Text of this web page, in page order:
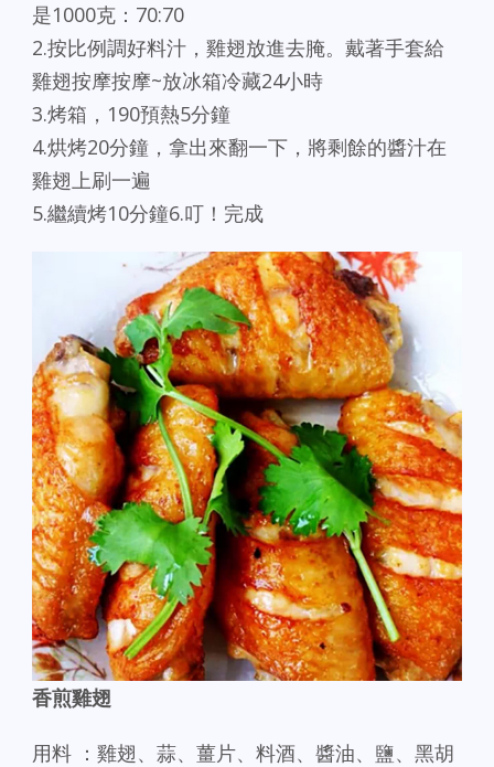
是1000克：70:70
2.按比例調好料汁，雞翅放進去腌。戴著手套給
雞翅按摩按摩~放冰箱冷藏24小時
3.烤箱，190預熱5分鐘
4.烘烤20分鐘，拿出來翻一下，將剩餘的醬汁在
雞翅上刷一遍
5.繼續烤10分鐘6.叮！完成
香煎雞翅
用料 ：雞翅、蒜、薑片、料酒、醬油、鹽、黑胡